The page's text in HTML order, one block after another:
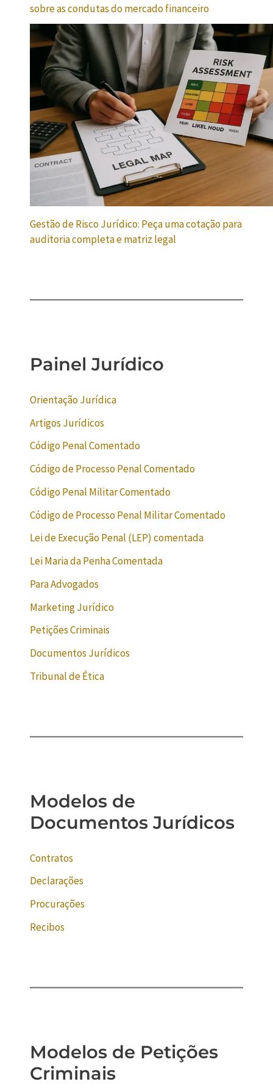
sobre as condutas do mercado financeiro
Gestão de Risco Jurídico: Peça uma cotação para
auditoria completa e matriz legal
Painel Jurídico
Orientação Jurídica
Artigos Jurídicos
Código Penal Comentado
Código de Processo Penal Comentado
Código Penal Militar Comentado
Código de Processo Penal Militar Comentado
Lei de Execução Penal (LEP) comentada
Lei Maria da Penha Comentada
Para Advogados
Marketing Jurídico
Petições Criminais
Documentos Jurídicos
Tribunal de Ética
Modelos de
Documentos Jurídicos
Contratos
Declarações
Procurações
Recibos
Modelos de Petições
Criminais